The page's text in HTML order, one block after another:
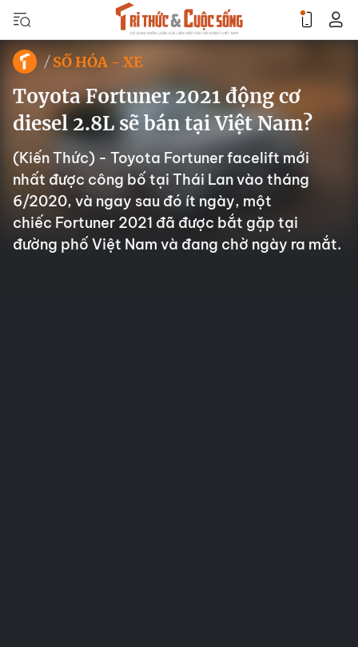
SỐ HÓA - XE
Toyota Fortuner 2021 động cơ
diesel 2.8L sẽ bán tại Việt Nam?
(Kiến Thức) - Toyota Fortuner facelift mới
nhất được công bố tại Thái Lan vào tháng
6/2020, và ngay sau đó ít ngày, một
chiếc Fortuner 2021 đã được bắt gặp tại
đường phố Việt Nam và đang chờ ngày ra mắt.